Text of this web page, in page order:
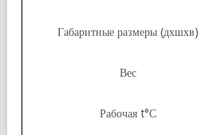
Габаритные размеры (дхшхв)
Вес
Рабочая t°С